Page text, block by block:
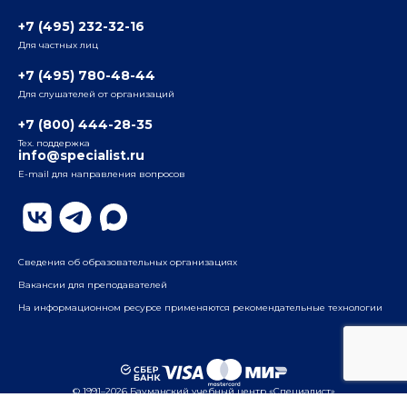
Радио
ул. Радио, д.24, корпус 1, 2-й подъезд, 2-й этаж
ул. Воронцовская, д. 35Б, корп.2, 5-й этаж
Бауманский
ул. Бауманская, д. 6, стр. 2, бизнес-центр «Виктория
Плаза», 4-й этаж
+7 (495) 232-32-16
Для частных лиц
+7 (495) 780-48-44
Для слушателей от организаций
+7 (800) 444-28-35
Тех. поддержка
info@specialist.ru
E-mail для направления вопросов
Сведения об образовательных организациях
Вакансии для преподавателей
На информационном ресурсе применяются рекомендательные технологии
© 1991–2026 Бауманский учебный центр «Специалист»